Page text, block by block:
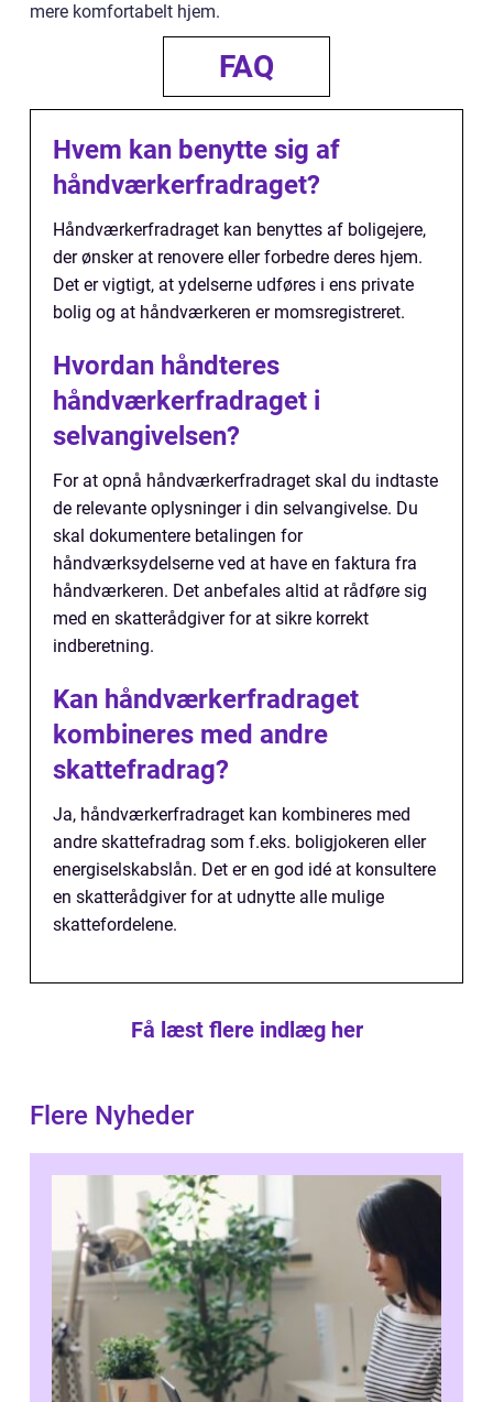
mere komfortabelt hjem.
FAQ
Hvem kan benytte sig af
håndværkerfradraget?
Håndværkerfradraget kan benyttes af boligejere,
der ønsker at renovere eller forbedre deres hjem.
Det er vigtigt, at ydelserne udføres i ens private
bolig og at håndværkeren er momsregistreret.
Hvordan håndteres
håndværkerfradraget i
selvangivelsen?
For at opnå håndværkerfradraget skal du indtaste
de relevante oplysninger i din selvangivelse. Du
skal dokumentere betalingen for
håndværksydelserne ved at have en faktura fra
håndværkeren. Det anbefales altid at rådføre sig
med en skatterådgiver for at sikre korrekt
indberetning.
Kan håndværkerfradraget
kombineres med andre
skattefradrag?
Ja, håndværkerfradraget kan kombineres med
andre skattefradrag som f.eks. boligjokeren eller
energiselskabslån. Det er en god idé at konsultere
en skatterådgiver for at udnytte alle mulige
skattefordelene.
Få læst flere indlæg her
Flere Nyheder